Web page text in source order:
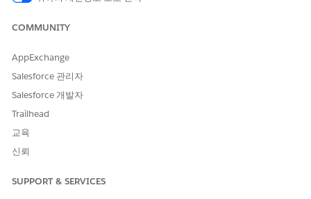
서비스 점검 중
비활성
플리트 레코드에 있는 활성 자산 수 필드는 활성 상태인 기업용
자산 레코드만 고려합니다.
저장을 클릭합니다.
레코드를 저장한 후 관련 차량 레코드에서 파생된 값을 기반으로 다
음 필드가 자동으로 채워집니다. 값을 확인하려면 플리트 자산 레코
판독 값 측정 단위, 최신 잔존 가치 필드가 채워져 있는지 확인합니
COMMUNITY
AppExchange
Salesforce 관리자
Salesforce 개발자
Trailhead
교육
신뢰
SUPPORT & SERVICES